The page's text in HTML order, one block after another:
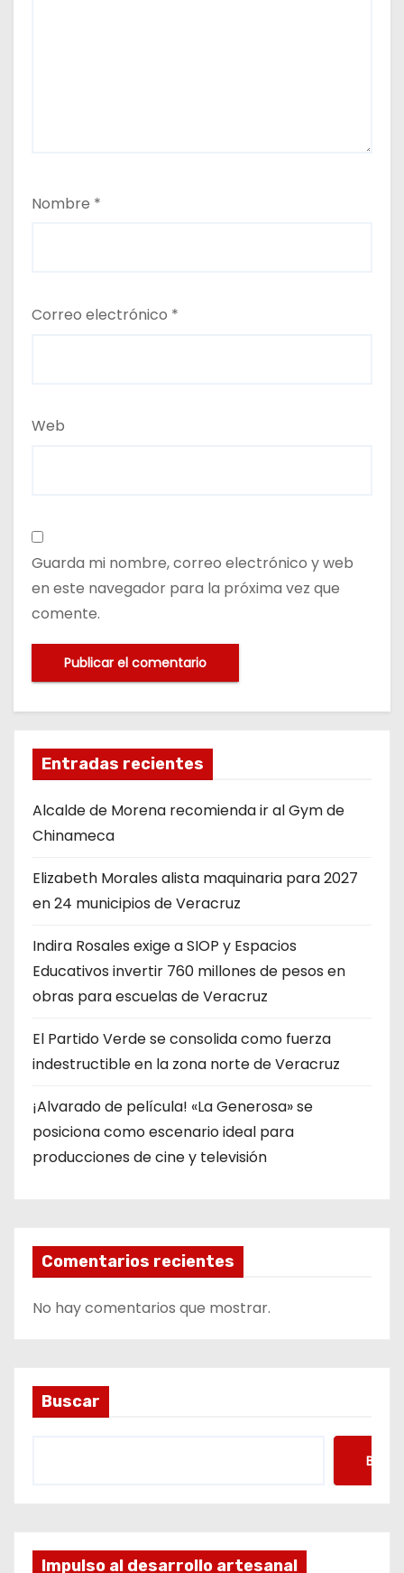
Nombre *
Correo electrónico *
Web
Guarda mi nombre, correo electrónico y web
en este navegador para la próxima vez que
comente.
Entradas recientes
Alcalde de Morena recomienda ir al Gym de
Chinameca
Elizabeth Morales alista maquinaria para 2027
en 24 municipios de Veracruz
Indira Rosales exige a SIOP y Espacios
Educativos invertir 760 millones de pesos en
obras para escuelas de Veracruz
​El Partido Verde se consolida como fuerza
indestructible en la zona norte de Veracruz
¡Alvarado de película! «La Generosa» se
posiciona como escenario ideal para
producciones de cine y televisión
Comentarios recientes
No hay comentarios que mostrar.
Buscar
Impulso al desarrollo artesanal